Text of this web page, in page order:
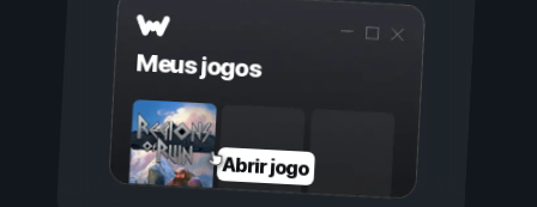
Meus jogos
Abrir jogo